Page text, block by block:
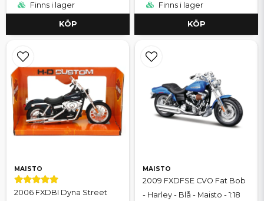
Finns i lager
KÖP
Finns i lager
KÖP
MAISTO
2006 FXDBI Dyna Street
MAISTO
2009 FXDFSE CVO Fat Bob
- Harley - Blå - Maisto - 1:18